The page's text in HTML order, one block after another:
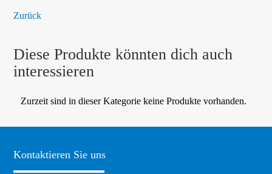
Zurück
Diese Produkte könnten dich auch
interessieren
Zurzeit sind in dieser Kategorie keine Produkte vorhanden.
Kontaktieren Sie uns